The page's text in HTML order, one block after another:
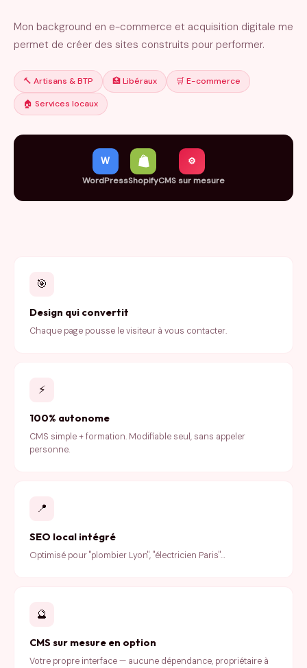
Mon background en e-commerce et acquisition digitale me
permet de créer des sites construits pour performer.
🔨 Artisans & BTP 🏥 Libéraux 🛒 E-commerce
🏠 Services locaux
W
WordPressShopify
⚙
CMS sur mesure
🎯
Design qui convertit
Chaque page pousse le visiteur à vous contacter.
⚡
100% autonome
CMS simple + formation. Modifiable seul, sans appeler
personne.
📍
SEO local intégré
Optimisé pour "plombier Lyon", "électricien Paris"…
🔮
CMS sur mesure en option
Votre propre interface — aucune dépendance, propriétaire à